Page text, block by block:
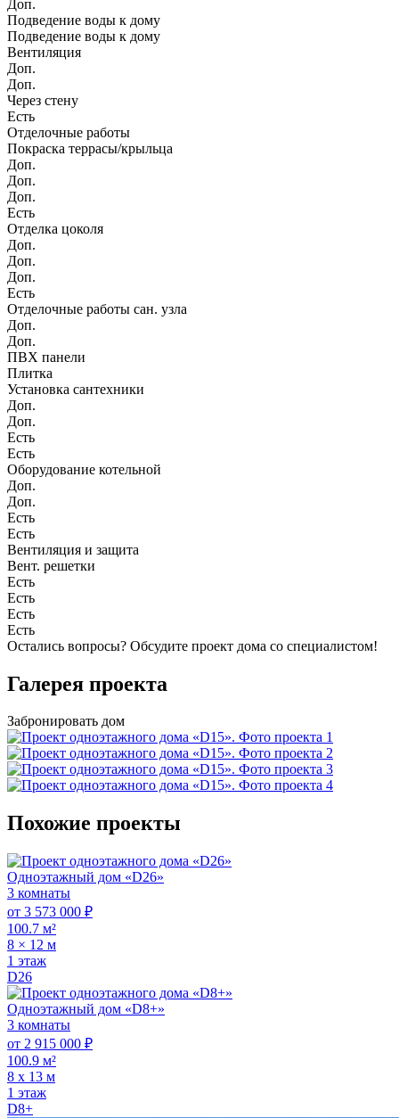
Доп.
Подведение воды к дому
Подведение воды к дому
Вентиляция
Доп.
Доп.
Через стену
Есть
Отделочные работы
Покраска террасы/крыльца
Доп.
Доп.
Доп.
Есть
Отделка цоколя
Доп.
Доп.
Доп.
Есть
Отделочные работы сан. узла
Доп.
Доп.
ПВХ панели
Плитка
Установка сантехники
Доп.
Доп.
Есть
Есть
Оборудование котельной
Доп.
Доп.
Есть
Есть
Вентиляция и защита
Вент. решетки
Есть
Есть
Есть
Есть
Остались вопросы? Обсудите проект дома со специалистом!
Галерея проекта
Забронировать дом
Похожие проекты
Одноэтажный дом «D26»
3 комнаты
от 3 573 000 ₽
100.7 м²
8 × 12 м
1 этаж
D26
Одноэтажный дом «D8+»
3 комнаты
от 2 915 000 ₽
100.9 м²
8 х 13 м
1 этаж
D8+